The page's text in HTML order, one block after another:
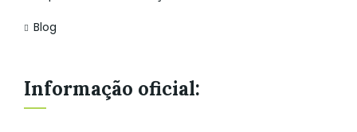
Blog
Informação oficial: